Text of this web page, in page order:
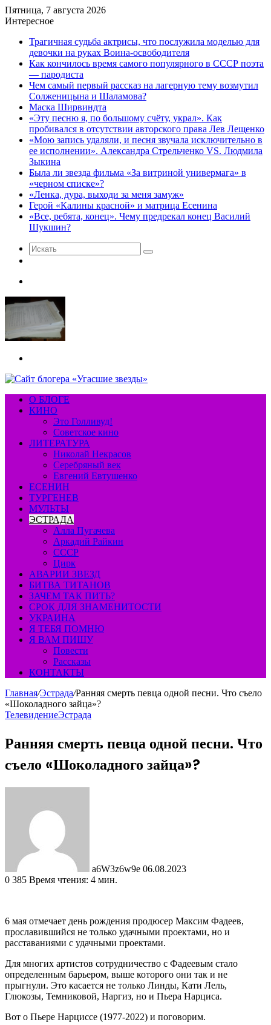
Пятница, 7 августа 2026
Интересное
Трагичная судьба актрисы, что послужила моделью для
девочки на руках Воина-освободителя
Как кончилось время самого популярного в СССР поэта
— пародиста
Чем самый первый рассказ на лагерную тему возмутил
Солженицына и Шаламова?
Маска Ширвиндта
«Эту песню я, по большому счёту, украл». Как
пробивался в отсутствии авторского права Лев Лещенко
«Мою запись удаляли, и песня звучала исключительно в
ее исполнении». Александра Стрельченко VS. Людмила
Зыкина
Была ли звезда фильма «За витриной универмага» в
«черном списке»?
«Ленка, дура, выходи за меня замуж»
Герой «Калины красной» и матрица Есенина
«Все, ребята, конец». Чему предрекал конец Василий
Шукшин?
Искать
О БЛОГЕ
КИНО
Это Голливуд!
Советское кино
ЛИТЕРАТУРА
Николай Некрасов
Серебряный век
Евгений Евтушенко
ЕСЕНИН
ТУРГЕНЕВ
МУЛЬТЫ
ЭСТРАДА
Алла Пугачева
Аркадий Райкин
СССР
Цирк
АВАРИИ ЗВЕЗД
БИТВА ТИТАНОВ
ЗАЧЕМ ТАК ПИТЬ?
СРОК ДЛЯ ЗНАМЕНИТОСТИ
УКРАИНА
Я ТЕБЯ ПОМНЮ
Я ВАМ ПИШУ
Повести
Рассказы
КОНТАКТЫ
Главная/Эстрада/Ранняя смерть певца одной песни. Что съело
«Шоколадного зайца»?
ТелевидениеЭстрада
Ранняя смерть певца одной песни. Что
съело «Шоколадного зайца»?
a6W3z6w9e 06.08.2023
0 385 Время чтения: 4 мин.
6 мая отмечает день рождения продюсер Максим Фадеев,
прославившийся не только удачными проектами, но и
расставаниями с удачными проектами.
Для многих артистов сотрудничество с Фадеевым стало
определенным барьером, выше которого они так и не
прыгнули. Это касается не только Линды, Кати Лель,
Глюкозы, Темниковой, Наргиз, но и Пьера Нарциса.
Вот о Пьере Нарциссе (1977-2022) и поговорим.